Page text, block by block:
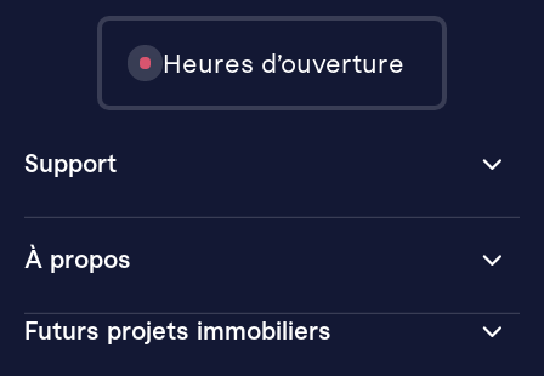
À propos
Futurs projets immobiliers
Heures d’ouverture
Support